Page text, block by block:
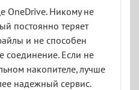
OneDrive. Никому не
постоянно теряет
и не способен
соединение. Если не
накопителе, лучше
надежный сервис.